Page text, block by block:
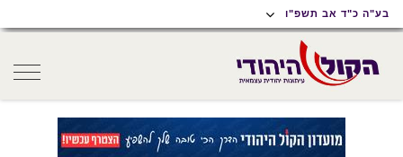
תפריט
נגישות
תפריט
ראשי
תוכן
ראשי
בע"ה כ"ד אב תשפ"ו